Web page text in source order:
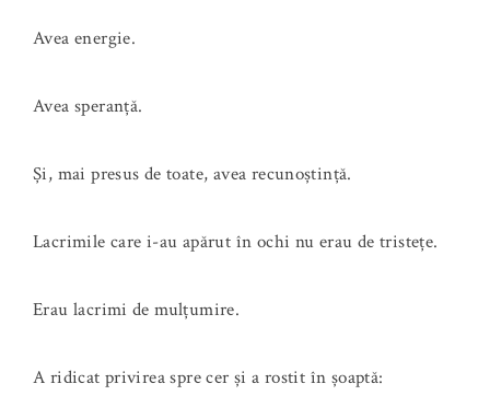
Avea energie.
Avea speranță.
Și, mai presus de toate, avea recunoștință.
Lacrimile care i-au apărut în ochi nu erau de tristețe.
Erau lacrimi de mulțumire.
A ridicat privirea spre cer și a rostit în șoaptă: